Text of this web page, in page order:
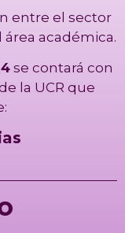
entre el sector
académica.
se contará con
la UCR que